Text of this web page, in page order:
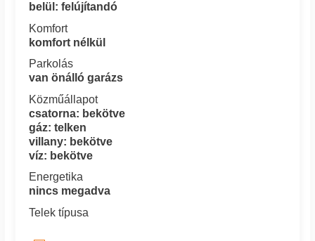
belül: felújítandó
Komfort
komfort nélkül
Parkolás
van önálló garázs
Közműállapot
csatorna: bekötve
gáz: telken
villany: bekötve
víz: bekötve
Energetika
nincs megadva
Telek típusa